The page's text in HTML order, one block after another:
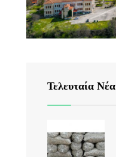
Τελευταία Νέα